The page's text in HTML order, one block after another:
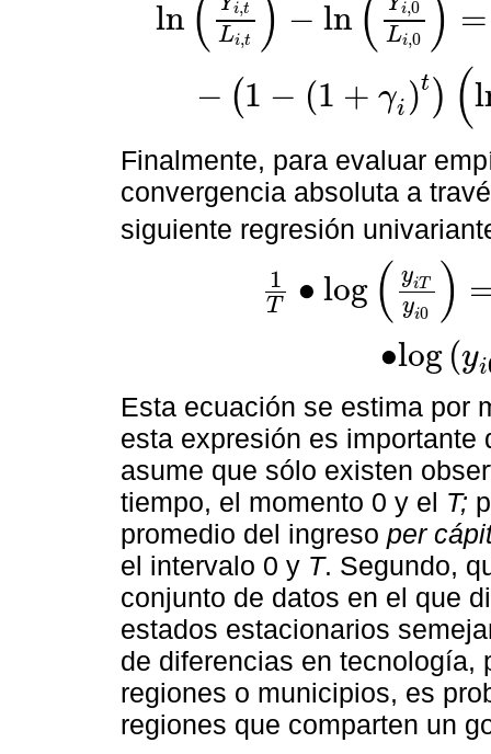
ln ( i,t
Li,t ) − ln ( i,0
Li,0 ) =
− (1 − (1 + γi )t ) (l
Y
Finalmente, para evaluar
convergencia absoluta a
siguiente regresión
1
T ∙ log ( yiT
yi0 )
∙log (yi
-β TT∙∙l g
Esta ecuación se estima por
esta expresión es
asume que sólo existen
tiempo, el momento 0 y el T;
promedio del ingreso per
el intervalo 0 y T. Segundo,
conjunto de datos en el que
estados estacionarios
de diferencias en tecnología,
regiones o municipios, es
regiones que comparten un